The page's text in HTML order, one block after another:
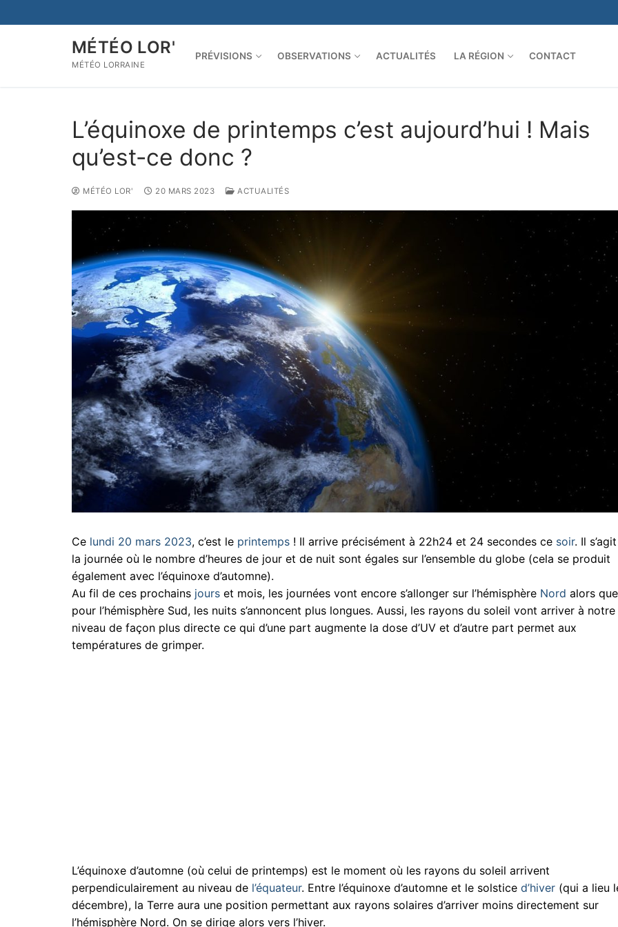
au
MÉTÉO LOR'
MÉTÉO LORRAINE
PRÉVISIONS OBSERVATIONS ACTUALITÉS LA RÉGION CONTACT
L’équinoxe de printemps c’est aujourd’hui ! Mais
qu’est-ce donc ?
MÉTÉO LOR' 20 MARS 2023 ACTUALITÉS
Ce lundi 20 mars 2023, c’est le printemps ! Il arrive précisément à 22h24 et 24 secondes ce soir. Il
la journée où le nombre d’heures de jour et de nuit sont égales sur l’ensemble du globe (cela se produit
également avec l’équinoxe d’automne).
Au fil de ces prochains jours et mois, les journées vont encore s’allonger sur l’hémisphère Nord alors que
pour l’hémisphère Sud, les nuits s’annoncent plus longues. Aussi, les rayons du soleil vont arriver à notre
niveau de façon plus directe ce qui d’une part augmente la dose d’UV et d’autre part permet aux
températures de grimper.
L’équinoxe d’automne (où celui de printemps) est le moment où les rayons du soleil arrivent
perpendiculairement au niveau de l’équateur. Entre l’équinoxe d’automne et le solstice d’hiver (qui a lieu
décembre), la Terre aura une position permettant aux rayons solaires d’arriver moins directement sur
l’hémisphère Nord. On se dirige alors vers l’hiver.